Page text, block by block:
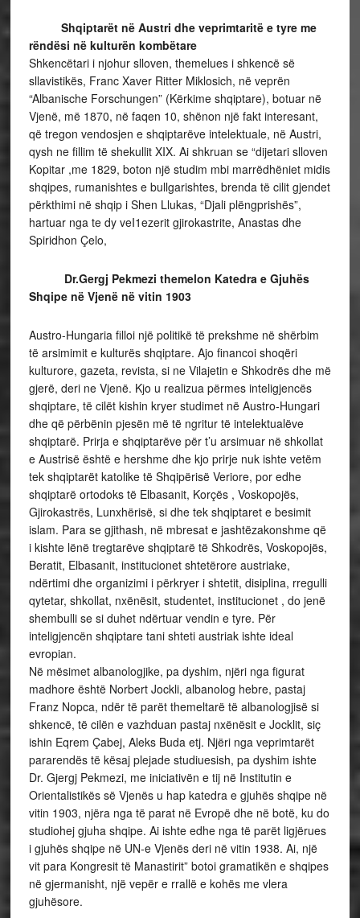
Shqiptarët në Austri dhe veprimtaritë e tyre me
rëndësi në kulturën kombëtare
Shkencëtari i njohur slloven, themelues i shkencë së
sllavistikës, Franc Xaver Ritter Miklosich, në veprën
“Albanische Forschungen” (Kërkime shqiptare), botuar në
Vjenë, më 1870, në faqen 10, shënon një fakt interesant,
që tregon vendosjen e shqiptarëve intelektuale, në Austri,
qysh ne fillim të shekullit XIX. Ai shkruan se “dijetari slloven
Kopitar ,me 1829, boton një studim mbi marrëdhëniet midis
shqipes, rumanishtes e bullgarishtes, brenda të cilit gjendet
përkthimi në shqip i Shen Llukas, “Djali plëngprishës”,
hartuar nga te dy veI1ezerit gjirokastrite, Anastas dhe
Spiridhon Çelo,
Dr.Gergj Pekmezi themelon Katedra e Gjuhës
Shqipe në Vjenë në vitin 1903
Austro-Hungaria filloi një politikë të prekshme në shërbim
të arsimimit e kulturës shqiptare. Ajo financoi shoqëri
kulturore, gazeta, revista, si ne Vilajetin e Shkodrës dhe më
gjerë, deri ne Vjenë. Kjo u realizua përmes inteligjencës
shqiptare, të cilët kishin kryer studimet në Austro-Hungari
dhe që përbënin pjesën më të ngritur të intelektualëve
shqiptarë. Prirja e shqiptarëve për t’u arsimuar në shkollat
e Austrisë është e hershme dhe kjo prirje nuk ishte vetëm
tek shqiptarët katolike të Shqipërisë Veriore, por edhe
shqiptarë ortodoks të Elbasanit, Korçës , Voskopojës,
Gjirokastrës, Lunxhërisë, si dhe tek shqiptaret e besimit
islam. Para se gjithash, në mbresat e jashtëzakonshme që
i kishte lënë tregtarëve shqiptarë të Shkodrës, Voskopojës,
Beratit, Elbasanit, institucionet shtetërore austriake,
ndërtimi dhe organizimi i përkryer i shtetit, disiplina, rregulli
qytetar, shkollat, nxënësit, studentet, institucionet , do jenë
shembulli se si duhet ndërtuar vendin e tyre. Për
inteligjencën shqiptare tani shteti austriak ishte ideal
evropian.
Në mësimet albanologjike, pa dyshim, njëri nga figurat
madhore është Norbert Jockli, albanolog hebre, pastaj
Franz Nopca, ndër të parët themeltarë të albanologjisë si
shkencë, të cilën e vazhduan pastaj nxënësit e Jocklit, siç
ishin Eqrem Çabej, Aleks Buda etj. Njëri nga veprimtarët
pararendës të kësaj plejade studiuesish, pa dyshim ishte
Dr. Gjergj Pekmezi, me iniciativën e tij në Institutin e
Orientalistikës së Vjenës u hap katedra e gjuhës shqipe në
vitin 1903, njëra nga të parat në Evropë dhe në botë, ku do
studiohej gjuha shqipe. Ai ishte edhe nga të parët ligjërues
i gjuhës shqipe në UN-e Vjenës deri në vitin 1938. Ai, një
vit para Kongresit të Manastirit” botoi gramatikën e shqipes
në gjermanisht, një vepër e rrallë e kohës me vlera
gjuhësore.